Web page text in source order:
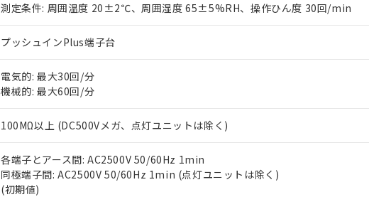
測定条件: 周囲温度 20±2℃、周囲湿度 65±5%RH、操作ひん度 30回/min
プッシュインPlus端子台
電気的: 最大30回/分
機械的: 最大60回/分
100MΩ以上 (DC500Vメガ、点灯ユニットは除く)
各端子とアース間: AC2500V 50/60Hz 1min
同極端子間: AC2500V 50/60Hz 1min (点灯ユニットは除く)
(初期値)
お客様が当ウェブサイト上で当社にご登録された部品リストについて
が、当社の製品・サービスに関するお客様との取引・商談に必要な範
さい。
※3 非含有証明書ダウンロード
下記の非含有証明書をダウンロードすることができます。
EU RoHS指令（10物質）の非含有証明書
51物質の非含有証明書（当社基準）
※本証明書は発行日時点で非含有を証明するもので、過去に遡って非含有を
また、RoHS指令のフタル酸エステル類４物質の対応では、対応完了まで
混在することから備考欄に対応日を記載しておりました。
既に当社にて対応品への在庫切替を完了していることから、特段のことが
り割愛しております。
「－」：未確認です。当社販売部門へお問い合わせください。
合意する キャ
白